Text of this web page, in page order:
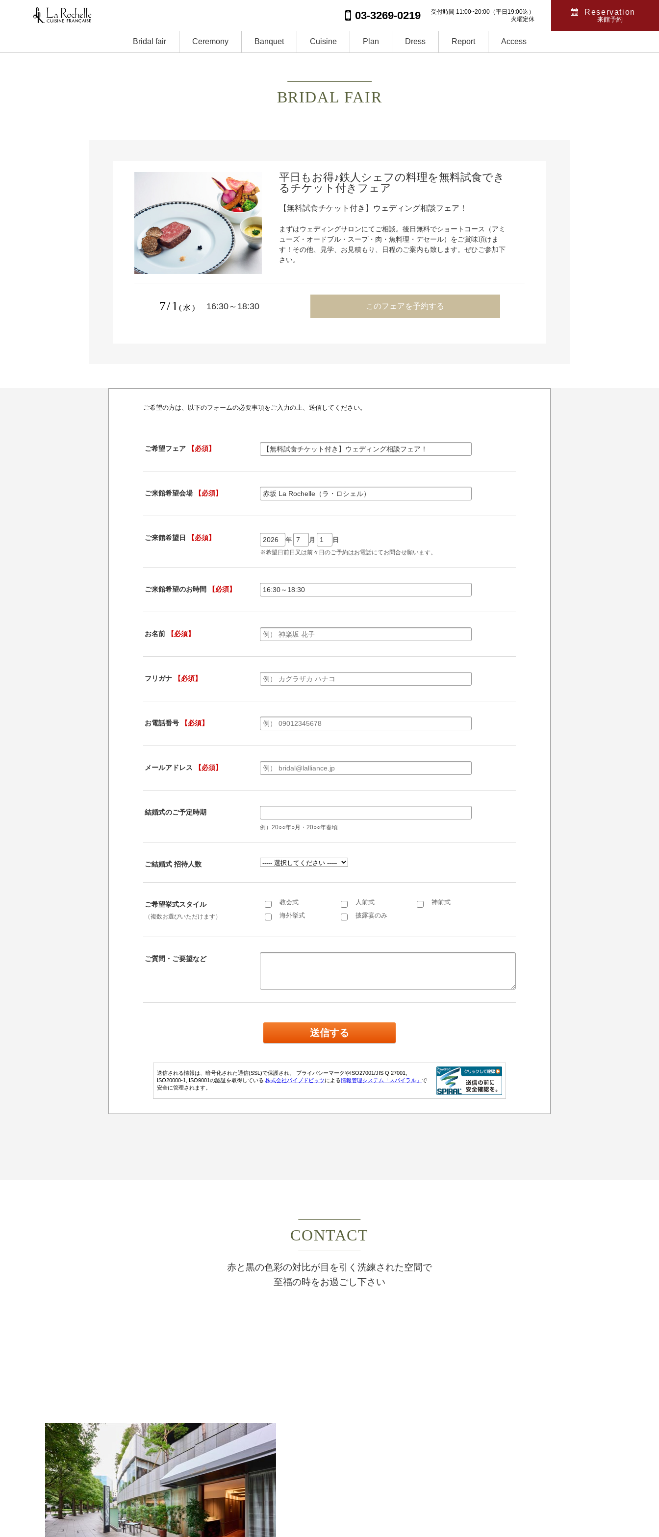
03-3269-0219 受付時間 11:00~20:00 （平日19:00迄）
火曜定休
Reservation
来館予約
Bridal fair Ceremony Banquet Cuisine Plan Dress Report Access
BRIDAL FAIR
平日もお得♪鉄人シェフの料理を無料試食でき
るチケット付きフェア
【無料試食チケット付き】ウェディング相談フェア！
まずはウェディングサロンにてご相談。後日無料でショートコース（アミ
ューズ・オードブル・スープ・肉・魚料理・デセール）をご賞味頂けま
す！その他、見学、お見積もり、日程のご案内も致します。ぜひご参加下
さい。
7/1(水) 16:30～18:30 このフェアを予約する
CONTACT
赤と黒の色彩の対比が目を引く洗練された空間で
至福の時をお過ごし下さい